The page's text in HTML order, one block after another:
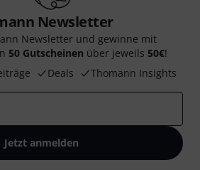
Newsletter
Newsletter und gewinne mit
50 Gutscheinen über jeweils 50€!
Deals Thomann Insights
Jetzt anmelden